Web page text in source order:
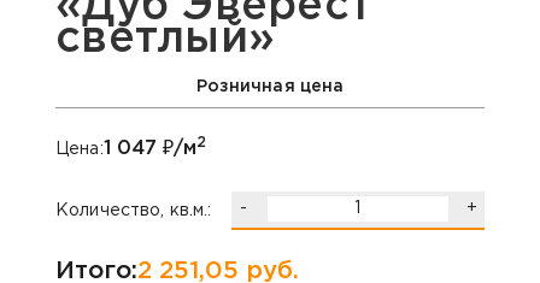
светлый»
Розничная цена
Цена:1 047 ₽/м2
Количество, кв.м.: - +
Итого:2 251,05 руб.